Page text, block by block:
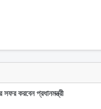
করবেন প্রধানমন্ত্রী